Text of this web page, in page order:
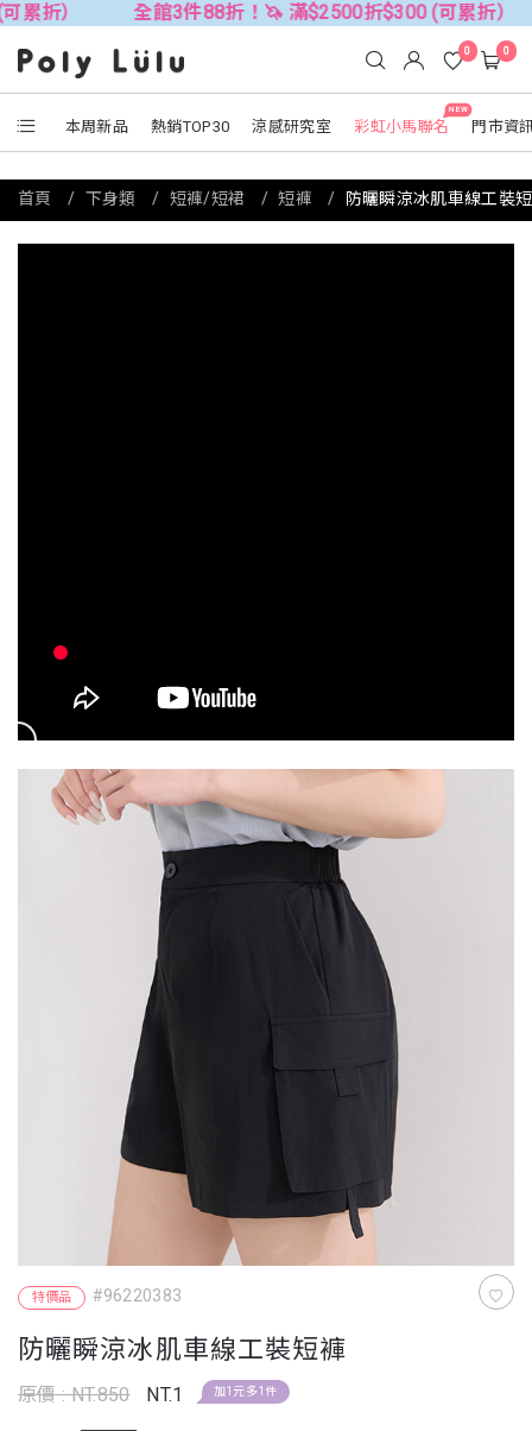
全館3件88折！🦄 滿$2500折$300 (可累折） 全館3
本周新品 熱銷TOP30 涼感研究室
NEW
彩虹小馬聯名 門市資
0 0
特價品 #96220383
防曬瞬涼冰肌車線工裝短褲
原價 : NT.850 NT.1 加1元多1件
首頁 下身類 短褲/短裙 短褲 防曬瞬涼冰肌車線工裝